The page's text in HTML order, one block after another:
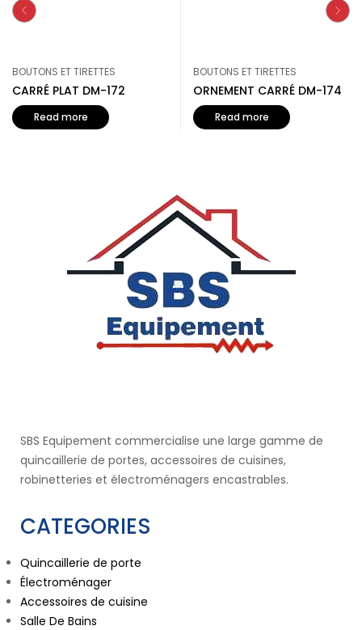
BOUTONS ET TIRETTES
CARRÉ PLAT DM-172
Read more
BOUTONS ET TIRETTES
ORNEMENT CARRÉ DM-174
Read more
SBS Equipement commercialise une large gamme de
quincaillerie de portes, accessoires de cuisines,
robinetteries et électroménagers encastrables.
CATEGORIES
Quincaillerie de porte
Électroménager
Accessoires de cuisine
Salle De Bains